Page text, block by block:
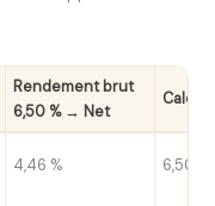
Rendement brut
6,50 % → Net
Calcul
4,46 % 6,50 %